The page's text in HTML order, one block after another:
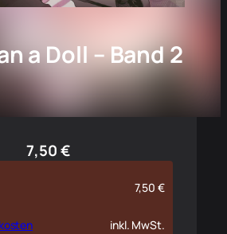
a Doll – Band 2
7,50€
7,50€
inkl. MwSt.